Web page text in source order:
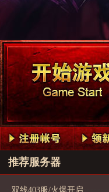
推荐服务器
双线403服/火爆开启